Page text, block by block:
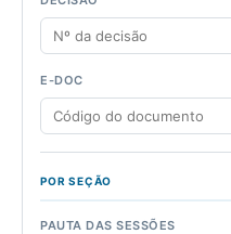
E-DOC
POR SEÇÃO
PAUTA DAS SESSÕES